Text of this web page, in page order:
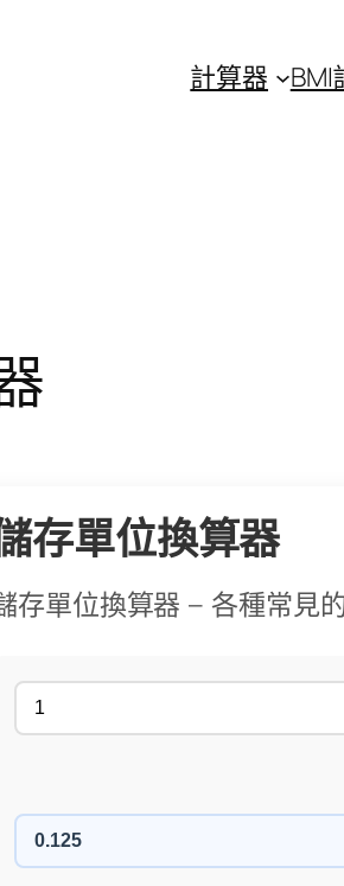
計算器 BMI
存單位換算器
存單位換算器 – 各種常見